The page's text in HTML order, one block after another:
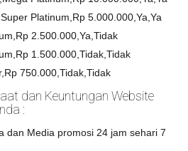
Platinum,Rp 5.000.000,Ya,Ya
2.500.000,Ya,Tidak
1.500.000,Tidak,Tidak
750.000,Tidak,Tidak
dan Keuntungan Website
:
dan Media promosi 24 jam sehari 7